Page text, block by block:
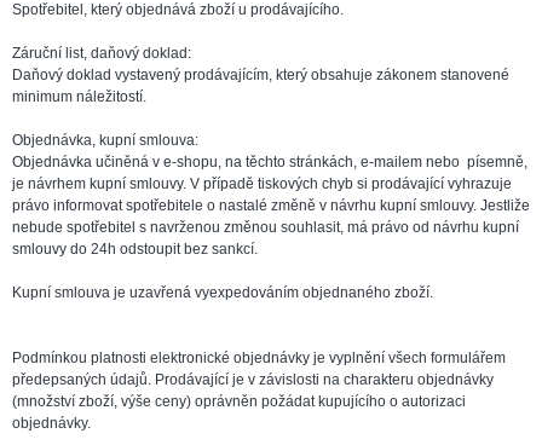
Spotřebitel, který objednává zboží u prodávajícího.
Záruční list, daňový doklad:
Daňový doklad vystavený prodávajícím, který obsahuje zákonem stanovené
minimum náležitostí.
Objednávka, kupní smlouva:
Objednávka učiněná v e-shopu, na těchto stránkách, e-mailem nebo písemně,
je návrhem kupní smlouvy. V případě tiskových chyb si prodávající vyhrazuje
právo informovat spotřebitele o nastalé změně v návrhu kupní smlouvy. Jestliže
nebude spotřebitel s navrženou změnou souhlasit, má právo od návrhu kupní
smlouvy do 24h odstoupit bez sankcí.
Kupní smlouva je uzavřená vyexpedováním objednaného zboží.
Podmínkou platnosti elektronické objednávky je vyplnění všech formulářem
předepsaných údajů. Prodávající je v závislosti na charakteru objednávky
(množství zboží, výše ceny) oprávněn požádat kupujícího o autorizaci
objednávky.